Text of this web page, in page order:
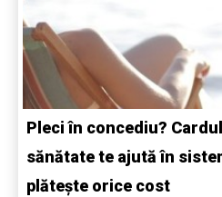
Pleci în concediu?
sănătate te ajută în
plătește orice cost